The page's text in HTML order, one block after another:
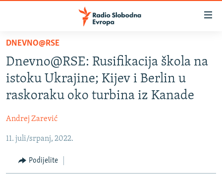
Pređite
glavni
sadržaj
Pređite
na
glavnu
navigaciju
Pređite
pretragu
BOSNA I HERCEGOVINA
SRBIJA
CRNA GORA
VIZUELNO
VIDEO
PODCASTI
DNEVNO@RSE
Dnevno@RSE: Rusifikacija škola na
istoku Ukrajine; Kijev i Berlin u
raskoraku oko turbina iz Kanade
Andrej Zarević
11. juli/srpanj, 2022.
Podijelite